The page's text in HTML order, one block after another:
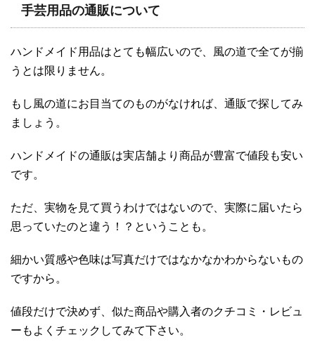
手芸用品の通販について
ハンドメイド用品はとても幅広いので、風の道で全てが揃
うとは限りません。
もし風の道にお目当てのものがなければ、通販で探してみ
ましょう。
ハンドメイドの通販は実店舗より商品が豊富で値段も安い
です。
ただ、実物を見て買うわけではないので、実際に届いたら
思っていたのと違う！？ということも。
細かい質感や色味は写真だけではなかなかわからないもの
ですから。
値段だけで決めず、似た商品や購入者のクチコミ・レビュ
ーもよくチェックしてみて下さい。